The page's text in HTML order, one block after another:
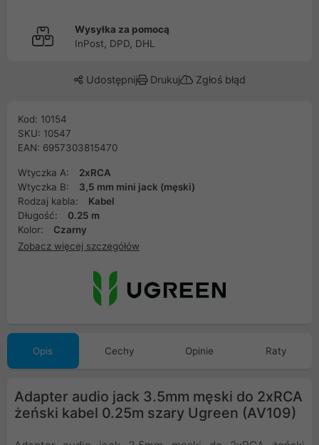
Wysyłka za pomocą
InPost, DPD, DHL
Udostępnij Drukuj Zgłoś błąd
Kod: 10154
SKU: 10547
EAN: 6957303815470
Wtyczka A:
2xRCA
Wtyczka B:
3,5 mm mini jack (męski)
Rodzaj kabla:
Kabel
Długość:
0.25 m
Kolor:
Czarny
Zobacz więcej szczegółów
Opis Cechy Opinie Raty
Adapter audio jack 3.5mm męski do 2xRCA
żeński kabel 0.25m szary Ugreen (AV109)